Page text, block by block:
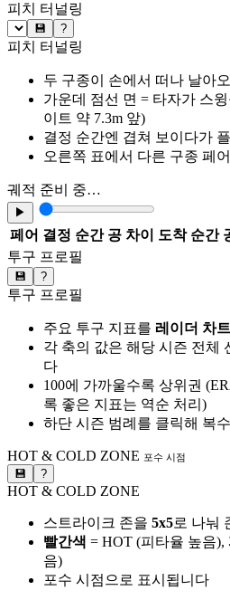
피치 터널링
💾 ?
피치 터널링
두 구종이 손에서 떠나 날아
가운데 점선 면 = 타자가 스
이트 약 7.3m 앞)
결정 순간엔 겹쳐 보이다가
오른쪽 표에서 다른 구종 페
궤적 준비 중…
▶
페어 결정 순간 공 차이 도착 순간
투구 프로필
💾 ?
투구 프로필
주요 투구 지표를 레이더 차트
각 축의 값은 해당 시즌 전체
다
100에 가까울수록 상위권
록 좋은 지표는 역순 처리)
하단 시즌 범례를 클릭해 복
HOT & COLD ZONE 포수 시점
💾 ?
HOT & COLD ZONE
스트라이크 존을 5x5로 나눠
빨간색 = HOT (피타율 높음),
음)
포수 시점으로 표시됩니다